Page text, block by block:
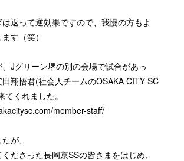
返って逆効果ですので、我慢の方もよ
す（笑）
、Jグリーン堺の別の会場で試合があっ
翔悟君(社会人チームのOSAKA CITY SC
くれました。
member-staff/
が、
ださった長岡京SSの皆さまをはじめ、